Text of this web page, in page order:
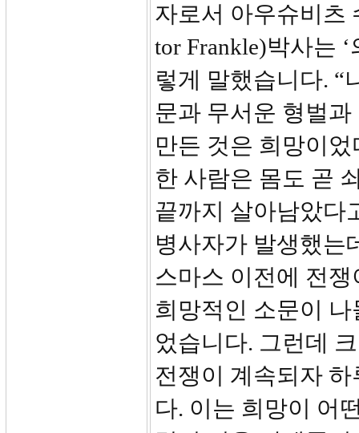
자로서 아우슈비츠
tor Frankle)박사는
렇게 말했습니다. “
문과 무서운 형벌
만든 것은 희망이
한 사람은 몸도 곧
끝까지 살아남았다
병사자가 발생했는
스마스 이전에 전
희망적인 소문이
었습니다. 그런데
전쟁이 계속되자
다. 이는 희망이 어